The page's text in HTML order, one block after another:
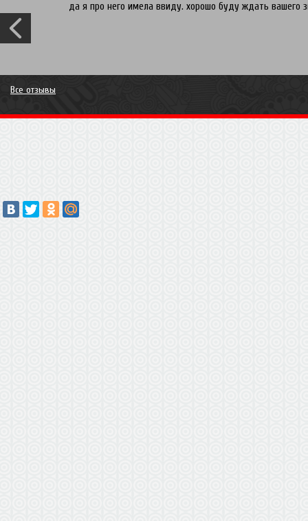
да я про него имела ввиду. хорошо буду ждать вашего
Все отзывы